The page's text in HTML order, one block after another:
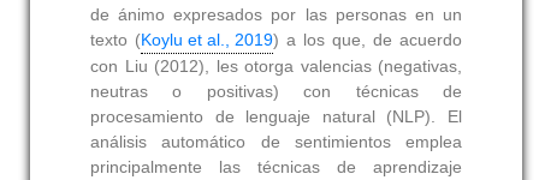
de ánimo expresados por las personas en un
texto (Koylu et al., 2019) a los que, de acuerdo
con Liu (2012), les otorga valencias (negativas,
neutras o positivas) con técnicas de
procesamiento de lenguaje natural (NLP). El
análisis automático de sentimientos emplea
principalmente las técnicas de aprendizaje